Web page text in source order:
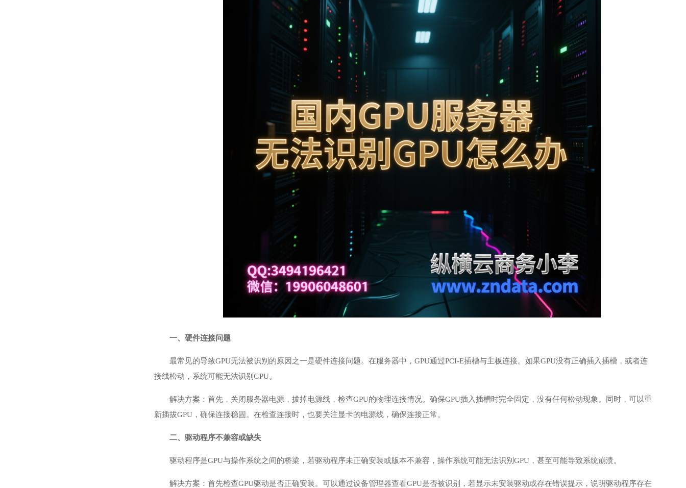
一、硬件连接问题
最常见的导致GPU无法被识别的原因之一是硬件连接问题。在服务器中，GPU通过PCI-E插槽与主板连接。如果GPU没有正确插入插槽，或者连
接线松动，系统可能无法识别GPU。
解决方案：首先，关闭服务器电源，拔掉电源线，检查GPU的物理连接情况。确保GPU插入插槽时完全固定，没有任何松动现象。同时，可以重
新插拔GPU，确保连接稳固。在检查连接时，也要关注显卡的电源线，确保连接正常。
二、驱动程序不兼容或缺失
驱动程序是GPU与操作系统之间的桥梁，若驱动程序未正确安装或版本不兼容，操作系统可能无法识别GPU，甚至可能导致系统崩溃。
解决方案：首先检查GPU驱动是否正确安装。可以通过设备管理器查看GPU是否被识别，若显示未安装驱动或存在错误提示，说明驱动程序存在